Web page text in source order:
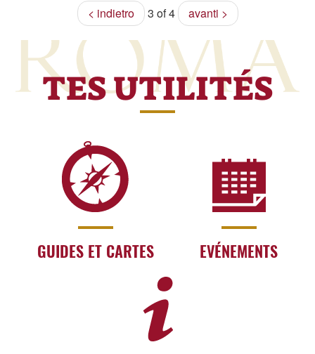
< indietro 3 of 4 avanti >
TES UTILITÉS
GUIDES ET CARTES EVÉNEMENTS